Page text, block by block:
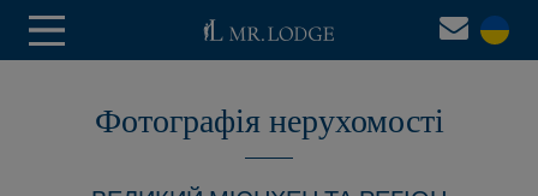
Фотографія нерухомості